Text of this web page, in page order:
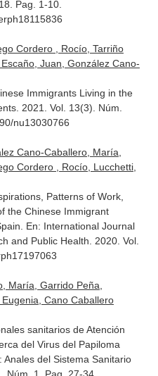
Pag. 1-10.
Cordero , Rocío, Tarriño
Juan, González Cano-
Immigrants Living in the
. 2021. Vol. 13(3). Núm.
nu13030766
Cano-Caballero, María,
Cordero , Rocío, Lucchetti,
Patterns of Work,
the Chinese Immigrant
En: International Journal
and Public Health . 2020. Vol.
María, Garrido Peña,
Cano Caballero
sanitarios de Atención
del Virus del Papiloma
Anales del Sistema Sanitario